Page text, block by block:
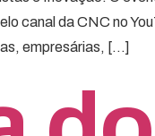
canal da CNC no
empresárias, […]